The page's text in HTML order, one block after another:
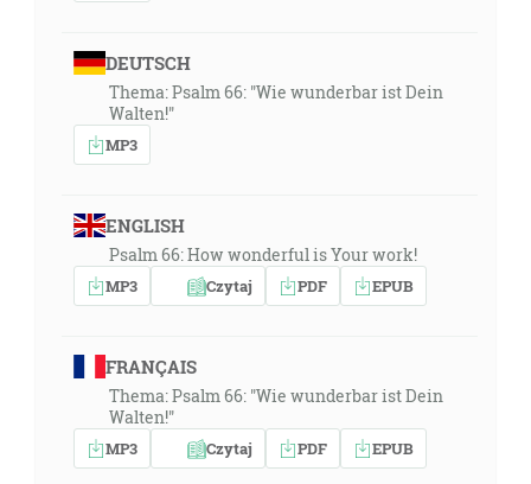
DEUTSCH
Thema: Psalm 66: "Wie wunderbar ist Dein
Walten!"
MP3
ENGLISH
Psalm 66: How wonderful is Your work!
MP3 Czytaj PDF EPUB
FRANÇAIS
Thema: Psalm 66: "Wie wunderbar ist Dein
Walten!"
MP3 Czytaj PDF EPUB